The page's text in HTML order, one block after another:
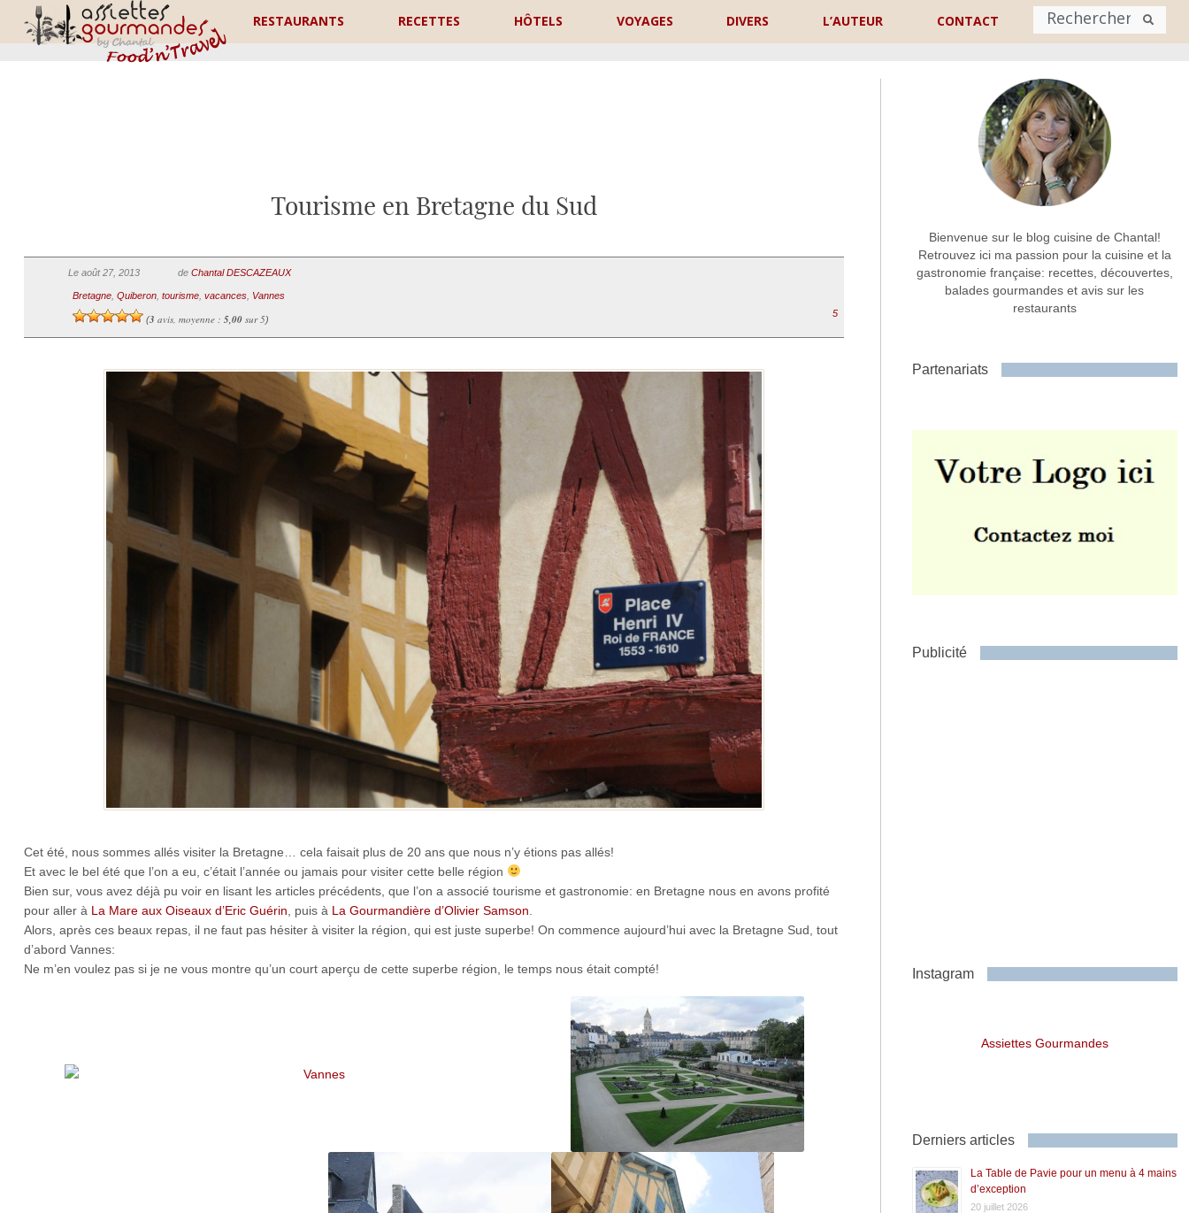
RESTAURANTS RECETTES HÔTELS VOYAGES DIVERS L’AUTEUR CONTACT
Nom
Commentaire ou message *
Tourisme en Bretagne du Sud
Le août 27, 2013 de Chantal DESCAZEAUX
Bretagne, Quiberon, tourisme, vacances, Vannes
(3 avis, moyenne : 5,00sur 5)
5
Cet été, nous sommes allés visiter la Bretagne… cela faisait plus de 20 ans que nous n’y étions pas allés!
Et avec le bel été que l’on a eu, c’était l’année ou jamais pour visiter cette belle région
Bien sur, vous avez déjà pu voir en lisant les articles précédents, que l’on a associé tourisme et gastronomie: en Bretagne nous en avons profité
pour aller à La Mare aux Oiseaux d’Eric Guérin , puis à La Gourmandière d’Olivier Samson
Alors, après ces beaux repas, il ne faut pas hésiter à visiter la région, qui est juste superbe! On commence aujourd’hui avec la Bretagne Sud, tout
d’abord Vannes:
Ne m’en voulez pas si je ne vous montre qu’un court aperçu de cette superbe région, le temps nous était compté!
Bienvenue sur le blog cuisine de Chantal!
Retrouvez ici ma passion pour la cuisine et la
gastronomie française: recettes, découvertes,
balades gourmandes et avis sur les
restaurants
Partenariats
Publicité
Instagram
Assiettes Gourmandes
Derniers articles
La Table de Pavie pour un menu à 4 mains
d’exception
20 juillet 2026